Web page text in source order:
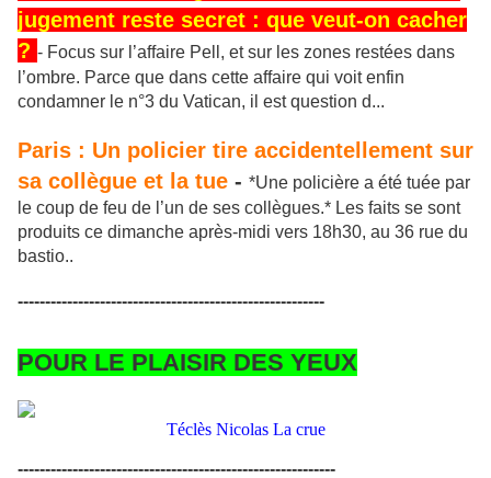
jugement reste secret : que veut-on cacher
? - Focus sur l’affaire Pell, et sur les zones restées dans
l’ombre. Parce que dans cette affaire qui voit enfin
condamner le n°3 du Vatican, il est question d...
Paris : Un policier tire accidentellement sur
sa collègue et la tue - *Une policière a été tuée par
le coup de feu de l’un de ses collègues.* Les faits se sont
produits ce dimanche après-midi vers 18h30, au 36 rue du
bastio..
--------------------------------------------------------
POUR LE PLAISIR DES YEUX
Téclès Nicolas La crue
----------------------------------------------------------